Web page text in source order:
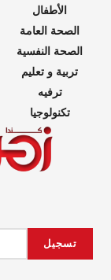
الأطفال
الصحة العامة
الصحة النفسية
تربية و تعليم
ترفيه
تكنولوجيا